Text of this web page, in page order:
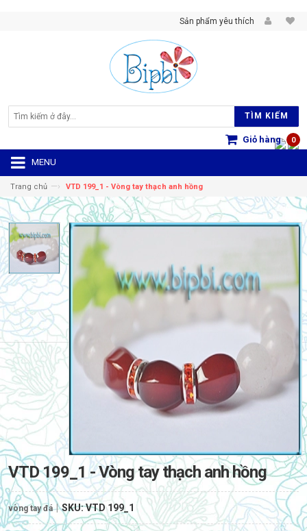
Sản phẩm yêu thích
TÌM KIẾM
Giỏ hàng 0
MENU
Trang chủ —› VTD 199_1 - Vòng tay thạch anh hồng
VTD 199_1 - Vòng tay thạch anh hồng
vòng tay đá |SKU:VTD 199_1